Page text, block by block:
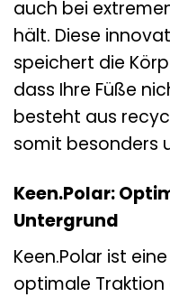
auch bei
hält. Diese
speichert die
dass Ihre Füße
besteht aus
somit besonders
Keen.Polar:
Untergrund
Keen.Polar ist
optimale